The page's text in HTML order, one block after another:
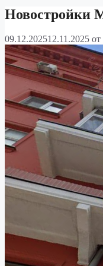
Новостройки
09.12.202512.11.2025 от